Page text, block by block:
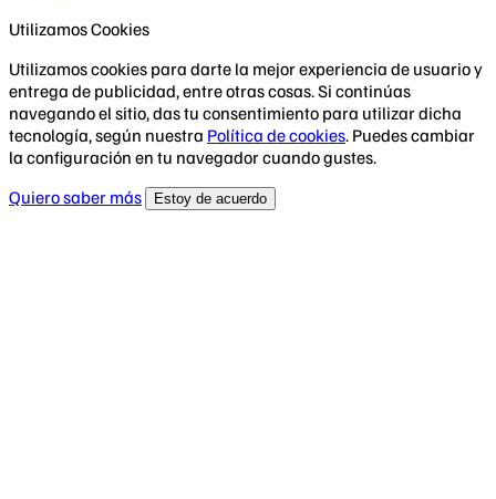
Utilizamos Cookies
Utilizamos cookies para darte la mejor experiencia de usuario y
entrega de publicidad, entre otras cosas. Si continúas
navegando el sitio, das tu consentimiento para utilizar dicha
tecnología, según nuestra Política de cookies. Puedes cambiar
la configuración en tu navegador cuando gustes.
Quiero saber más
Estoy de acuerdo